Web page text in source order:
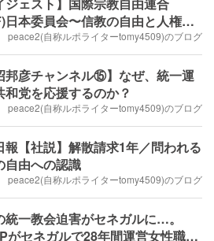
ジェスト】国際宗教自由連合
日本委員会〜信教の自由と人権シ
ウム〜」
peace2(自称ルポライターtomy4509)のブログ
邦彦チャンネル⑮】なぜ、統一運
和党を応援するのか？
peace2(自称ルポライターtomy4509)のブログ
報【社説】解散請求1年／問われる
自由への認識
peace2(自称ルポライターtomy4509)のブログ
統一教会迫害がセネガルに…。
がセネガルで28年間運営女性職業